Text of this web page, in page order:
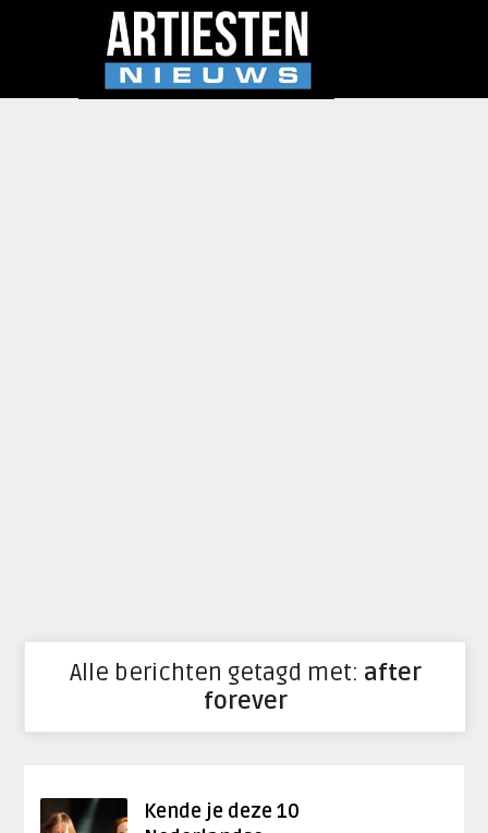
Alle berichten getagd met: after
forever
Kende je deze 10